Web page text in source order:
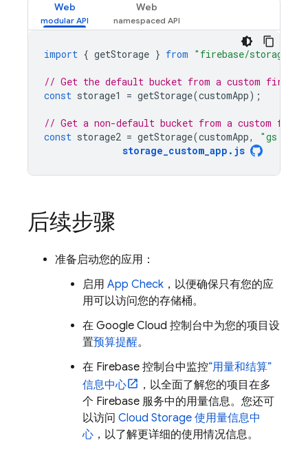
Web Web
import { getStorage } from "firebase/storage"
// Get the default bucket from a custom
const storage1 = getStorage(customApp);
// Get a non-default bucket from a custom
const storage2 = getStorage(customApp,
"gs://
storage_custom_app . js
后续步骤
准备启动您的应用：
启用 App Check ，以便确保只有您的应
用可以访问您的存储桶。
在 Google Cloud 控制台中为您的项目设
置预算提醒。
在 Firebase 控制台中监控“用量和结算”
信息中心
，以全面了解您的项目在多
个 Firebase 服务中的用量信息。您还可
以访问 Cloud Storage 使用量信息中
心 ，以了解更详细的使用情况信息。